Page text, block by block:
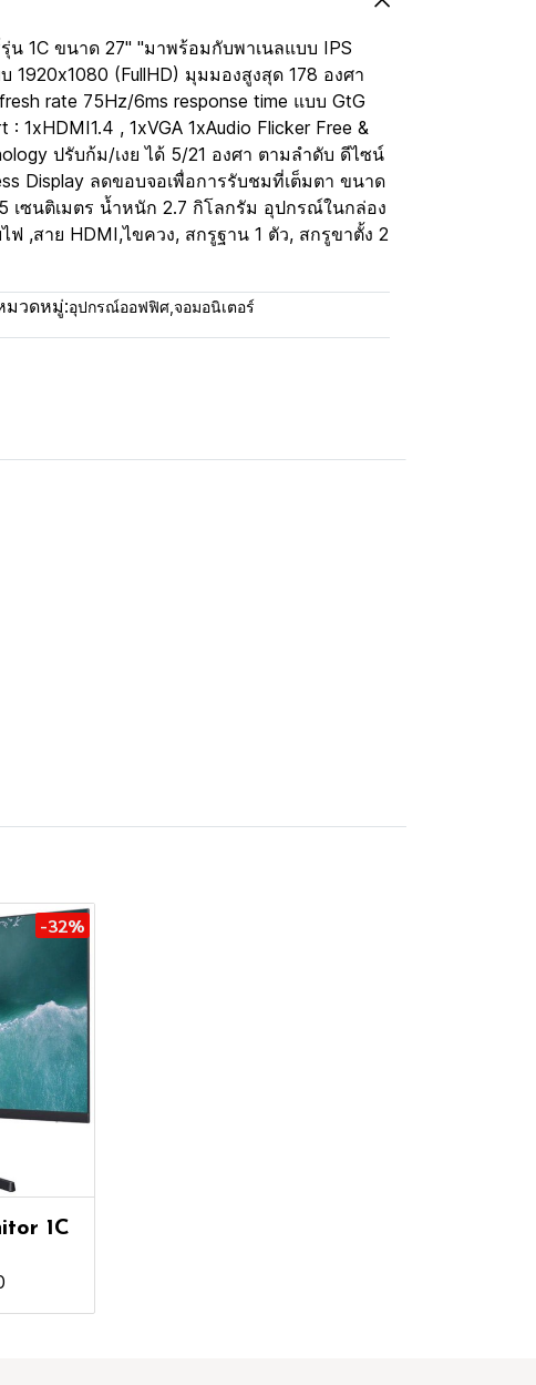
น 1C ขนาด 27" "มาพร้อมกับพาเนลแบบ IPS
1920x1080 (FullHD) มุมมองสูงสุด 178 องศา
rate 75Hz/6ms response time แบบ GtG
1xHDMI1.4 , 1xVGA 1xAudio Flicker Free &
ปรับก้ม/เงย ได้ 5/21 องศา ตามลำดับ ดีไซน์
Display ลดขอบจอเพื่อการรับชมที่เต็มตา ขนาด
เซนติเมตร น้ำหนัก 2.7 กิโลกรัม อุปกรณ์ในกล่อง
ฟ ,สาย HDMI,ไขควง, สกรูฐาน 1 ตัว, สกรูขาตั้ง 2
มวดหมู่:อุปกรณ์ออฟฟิศ จอมอนิเตอร์
-32%
1C